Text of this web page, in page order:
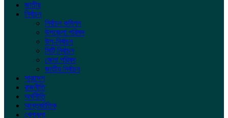
জাতীয়
নির্বাচন
নির্বাচন কমিশন
উপজেলা পরিষদ
উপ-নির্বাচন
সিটি নির্বাচন
জেলা পরিষদ
জাতীয় নির্বাচন
সারাদেশ
রাজনীতি
অর্থনীতি
আন্তর্জাতিক
খেলাধুলা